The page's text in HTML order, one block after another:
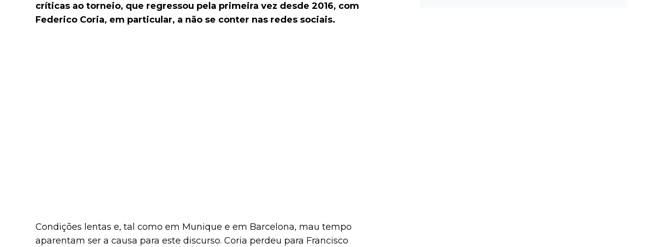
críticas ao torneio, que regressou pela primeira vez desde 2016, com
Federico Coria, em particular, a não se conter nas redes sociais.
Condições lentas e, tal como em Munique e em Barcelona, mau tempo
aparentam ser a causa para este discurso. Coria perdeu para Francisco